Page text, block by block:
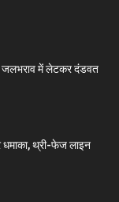
जलभराव में लेटकर दंडवत
धमाका, थ्री-फेज लाइन